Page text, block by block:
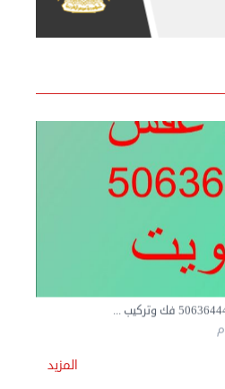
المزيد